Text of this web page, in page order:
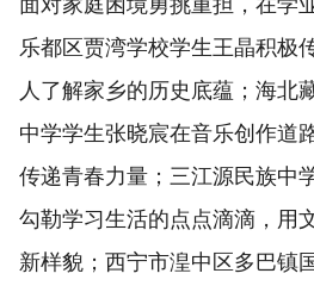
面对家庭困境勇挑重担，在学
乐都区贾湾学校学生王晶积极
人了解家乡的历史底蕴；海北
中学学生张晓宸在音乐创作道
传递青春力量；三江源民族中
勾勒学习生活的点点滴滴，用
新样貌；西宁市湟中区多巴镇